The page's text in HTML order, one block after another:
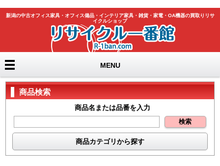
新潟の中古オフィス家具・オフィス備品・インテリア家具・雑貨・家電・OA機器の買取りリサ
イクルショップ
MENU
商品検索
商品名または品番を入力
商品カテゴリから探す
テーブル
机